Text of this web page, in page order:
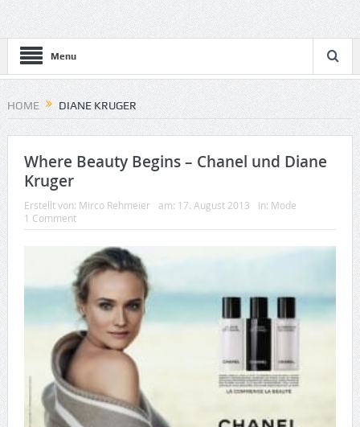
Menu
HOME DIANE KRUGER
Where Beauty Begins – Chanel und Diane
Kruger
Erstellt von: Mirco Rehmeier am: 17. August 2013 In: Mode
1 Comment